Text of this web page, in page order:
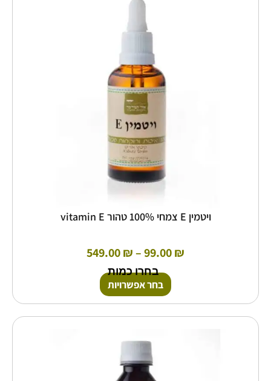
ויטמין E צמחי 100% טהור vitamin E
99.00₪
–
549.00₪
בחרו כמות
בחר אפשרויות
יש
מספר
סוגים.
את
האפשרויות
בעמוד
המוצר
מספר
סוגים.